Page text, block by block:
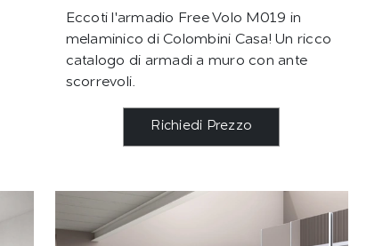
Eccoti l'armadio Free Volo M019 in
melaminico di Colombini Casa! Un ricco
catalogo di armadi a muro con ante
scorrevoli.
Richiedi Prezzo